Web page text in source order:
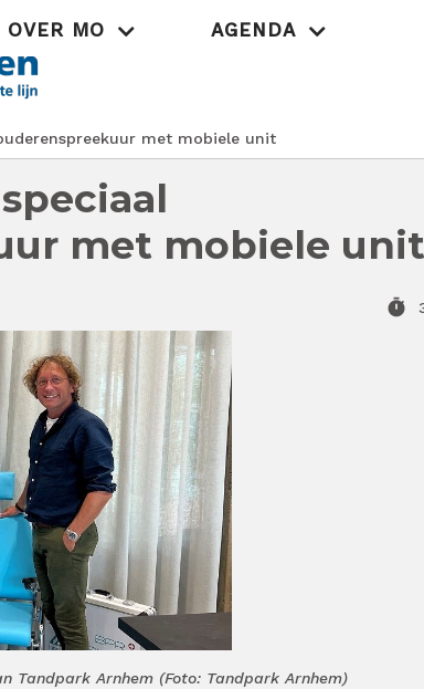
OVER MO AGENDA
met mobiele unit
met mobiele unit
timer
Tandpark Arnhem (Foto: Tandpark Arnhem)